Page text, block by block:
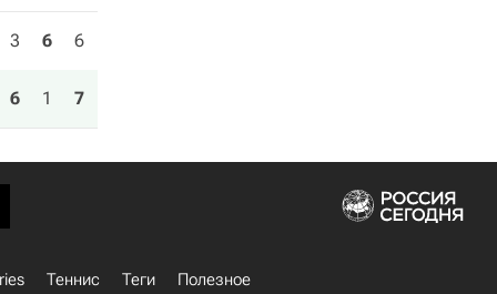
3 6 6
6 1 7
Теннис Теги
Полезное